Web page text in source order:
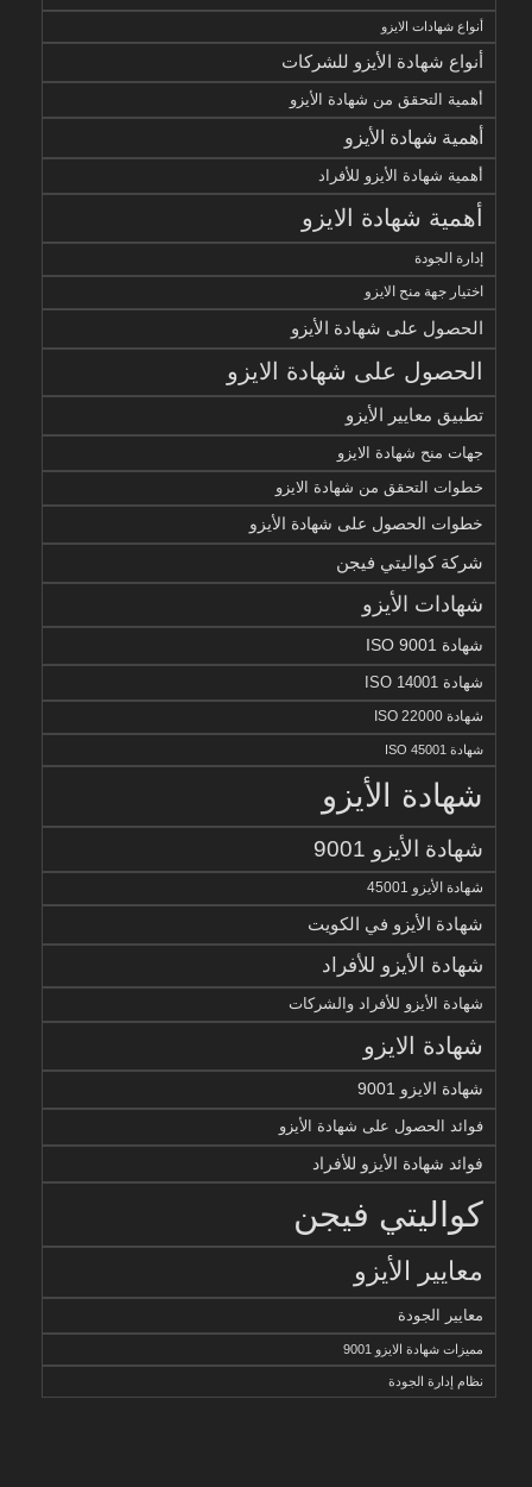
أنواع شهادات الايزو
أنواع شهادة الأيزو للشركات
أهمية التحقق من شهادة الأيزو
أهمية شهادة الأيزو
أهمية شهادة الأيزو للأفراد
أهمية شهادة الايزو
إدارة الجودة
اختيار جهة منح الايزو
الحصول على شهادة الأيزو
الحصول على شهادة الايزو
تطبيق معايير الأيزو
جهات منح شهادة الايزو
خطوات التحقق من شهادة الايزو
خطوات الحصول على شهادة الأيزو
شركة كواليتي فيجن
شهادات الأيزو
شهادة ISO 9001
شهادة ISO 14001
شهادة ISO 22000
شهادة ISO 45001
شهادة الأيزو
شهادة الأيزو 9001
شهادة الأيزو 45001
شهادة الأيزو في الكويت
شهادة الأيزو للأفراد
شهادة الأيزو للأفراد والشركات
شهادة الايزو
شهادة الايزو 9001
فوائد الحصول على شهادة الأيزو
فوائد شهادة الأيزو للأفراد
كواليتي فيجن
معايير الأيزو
معايير الجودة
مميزات شهادة الايزو 9001
نظام إدارة الجودة